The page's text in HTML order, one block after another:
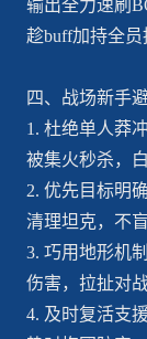
输出全力速刷
趁buff加持全员
四、战场新手
1. 杜绝单人莽
被集火秒杀，
2. 优先目标明
清理坦克，不
3. 巧用地形机
伤害，拉扯对
4. 及时复活支